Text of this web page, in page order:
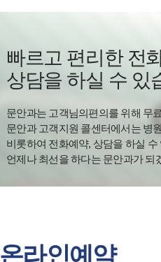
빠르고 편리한 전
상담을 하실 수 있
문안과는 고객님의편의를 위해 무
문안과 고객지원 콜센터에서는 병
비롯하여 전화예약, 상담을 하실 수
언제나 최선을 하다는 문안과가 되
온라인예약